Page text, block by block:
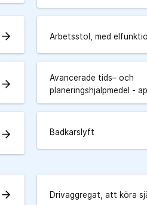
arrow_forward Arbetsstol, med
arrow_forward
Avancerade tids– och
planeringshjälpmedel -
arrow_forward Badkarslyft
arrow_forward Drivaggregat, att köra